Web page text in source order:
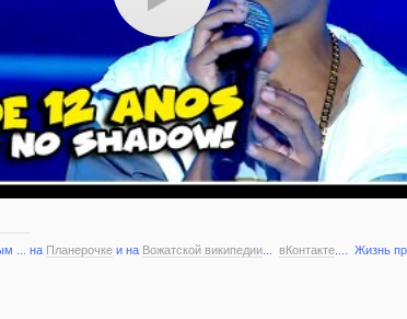
... на Планерочке и на Вожатской википедии вКонтакте .... Жизнь